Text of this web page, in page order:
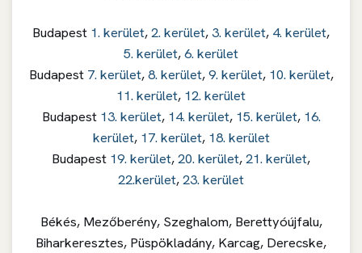
Budapest 1. kerület,2. kerület,3. kerület, 4. kerület,
5. kerület,6. kerület
Budapest 7. kerület,8. kerület,9. kerület, 10. kerület,
11. kerület, 12. kerület
Budapest 13. kerület, 14. kerület, 15. kerület, 16.
kerület, 17. kerület, 18. kerület
Budapest 19. kerület,20. kerület,21. kerület,
22.kerület,23. kerület
Békés, Mezőberény, Szeghalom, Berettyóújfalu,
Biharkeresztes, Püspökladány, Karcag, Derecske,